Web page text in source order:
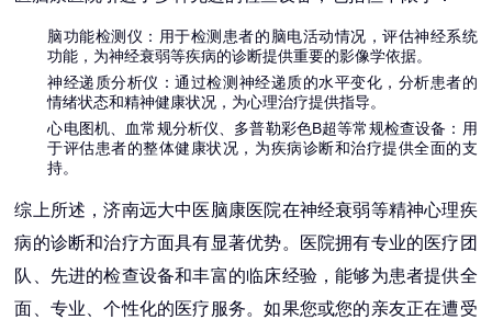
脑功能检测仪 ：用于检测患者的脑电活动情况，评估神经系统
功能，为神经衰弱等疾病的诊断提供重要的影像学依据。
神经递质分析仪 ：通过检测神经递质的水平变化，分析患者的
情绪状态和精神健康状况，为心理治疗提供指导。
心电图机、血常规分析仪、多普勒彩色B超等常规检查设备 ：用
于评估患者的整体健康状况，为疾病诊断和治疗提供全面的支
持。
综上所述，济南远大中医脑康医院在神经衰弱等精神心理疾
病的诊断和治疗方面具有显著优势。医院拥有专业的医疗团
队、先进的检查设备和丰富的临床经验，能够为患者提供全
面、专业、个性化的医疗服务。如果您或您的亲友正在遭受